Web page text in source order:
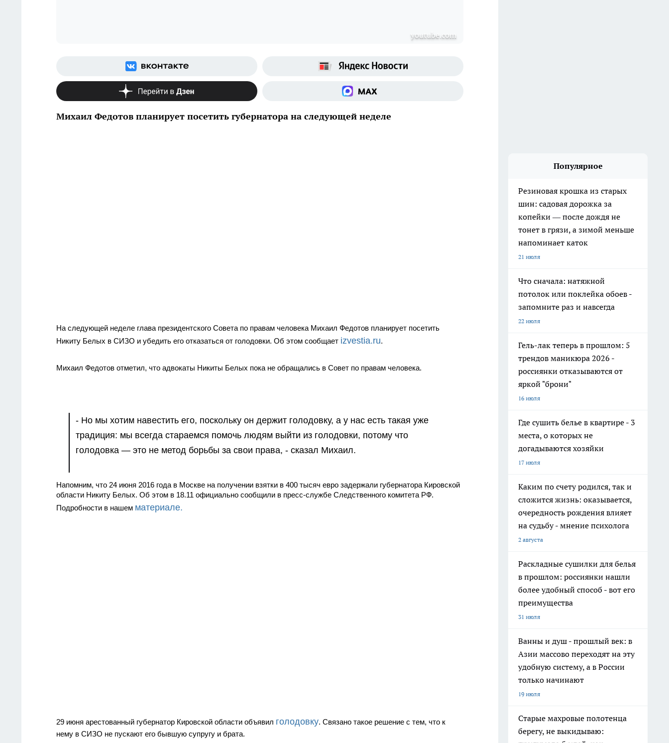
youtube.com
Михаил Федотов планирует посетить губернатора на следующей неделе
На следующей неделе глава президентского Совета по правам человека Михаил Федотов планирует посетить
Никиту Белых в СИЗО и убедить его отказаться от голодовки. Об этом сообщает izvestia.ru.
Михаил Федотов отметил, что адвокаты Никиты Белых пока не обращались в Совет по правам человека.
- Но мы хотим навестить его, поскольку он держит голодовку, а у нас есть такая уже
традиция: мы всегда стараемся помочь людям выйти из голодовки, потому что
голодовка — это не метод борьбы за свои права, - сказал Михаил.
Напомним, что 24 июня 2016 года в Москве на получении взятки в 400 тысяч евро задержали губернатора Кировской
области Никиту Белых. Об этом в 18.11 официально сообщили в пресс-службе Следственного комитета РФ.
Подробности в нашем материале.
29 июня арестованный губернатор Кировской области объявил голодовку. Связано такое решение с тем, что к
нему в СИЗО не пускают его бывшую супругу и брата.
Популярное
Резиновая крошка из старых
шин: садовая дорожка за
копейки — после дождя не
тонет в грязи, а зимой меньше
напоминает каток
21 июля
Что сначала: натяжной
потолок или поклейка обоев -
запомните раз и навсегда
22 июля
Гель-лак теперь в прошлом: 5
трендов маникюра 2026 -
россиянки отказываются от
яркой "брони"
16 июля
Где сушить белье в квартире - 3
места, о которых не
догадываются хозяйки
17 июля
Каким по счету родился, так и
сложится жизнь: оказывается,
очередность рождения влияет
на судьбу - мнение психолога
2 августа
Раскладные сушилки для белья
в прошлом: россиянки нашли
более удобный способ - вот его
преимущества
31 июля
Ванны и душ - прошлый век: в
Азии массово переходят на эту
удобную систему, а в России
только начинают
19 июля
Старые махровые полотенца
берегу, не выкидываю: